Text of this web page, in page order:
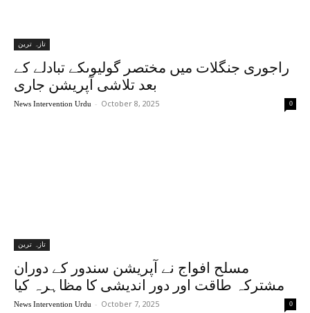
تازہ ترین
راجوری جنگلات میں مختصر گولیوںکے تبادلے کے
بعد تلاشی آپریشن جاری
News Intervention Urdu - October 8, 2025 0
تازہ ترین
مسلح افواج نے آپریشن سندور کے دوران
مشترکہ طاقت اور دور اندیشی کا مظاہرہ کیا
News Intervention Urdu - October 7, 2025 0